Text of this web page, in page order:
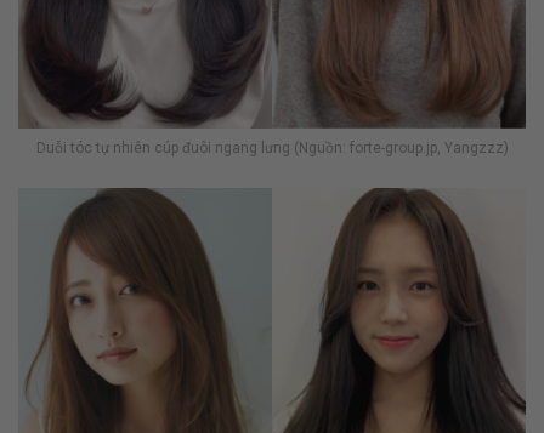
Duỗi tóc tự nhiên cúp đuôi ngang lưng (Nguồn: forte-group.jp, Yangzzz)